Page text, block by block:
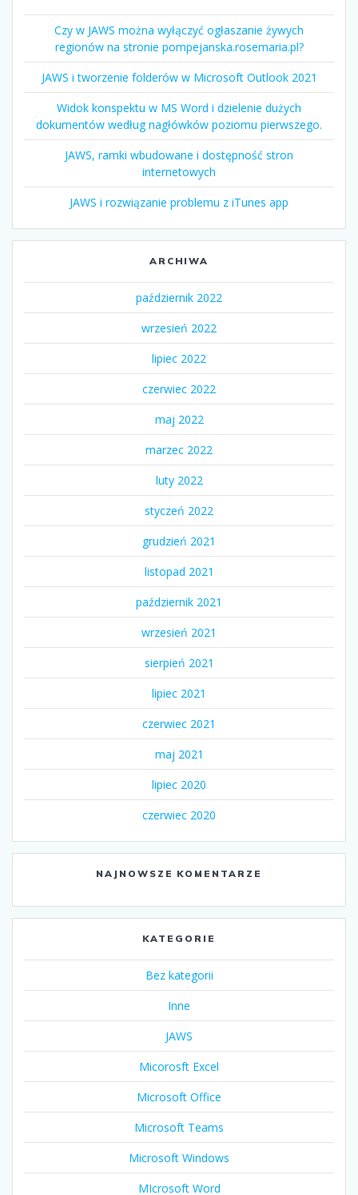
Czy w JAWS można wyłączyć ogłaszanie żywych
regionów na stronie pompejanska.rosemaria.pl?
JAWS i tworzenie folderów w Microsoft Outlook 2021
Widok konspektu w MS Word i dzielenie dużych
dokumentów według nagłówków poziomu pierwszego.
JAWS, ramki wbudowane i dostępność stron
internetowych
JAWS i rozwiązanie problemu z iTunes app
ARCHIWA
październik 2022
wrzesień 2022
lipiec 2022
czerwiec 2022
maj 2022
marzec 2022
luty 2022
styczeń 2022
grudzień 2021
listopad 2021
październik 2021
wrzesień 2021
sierpień 2021
lipiec 2021
czerwiec 2021
maj 2021
lipiec 2020
czerwiec 2020
NAJNOWSZE KOMENTARZE
KATEGORIE
Bez kategorii
Inne
JAWS
Micorosft Excel
Microsoft Office
Microsoft Teams
Microsoft Windows
MIcrosoft Word